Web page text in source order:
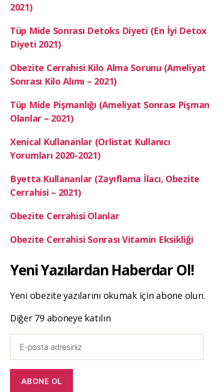
2021)
Tüp Mide Sonrası Detoks Diyeti (En İyi Detox
Diyeti 2021)
Obezite Cerrahisi Kilo Alma Sorunu (Ameliyat
Sonrası Kilo Alımı – 2021)
Tüp Mide Pişmanlığı (Ameliyat Sonrası Pişman
Olanlar – 2021)
Xenical Kullananlar (Orlistat Kullanıcı
Yorumları 2020-2021)
Byetta Kullananlar (Zayıflama İlacı, Obezite
Cerrahisi – 2021)
Obezite Cerrahisi Olanlar
Obezite Cerrahisi Sonrası Vitamin Eksikliği
Yeni Yazılardan Haberdar Ol!
Yeni obezite yazılarını okumak için abone olun.
Diğer 79 aboneye katılın
posta
adresiniz
ABONE OL